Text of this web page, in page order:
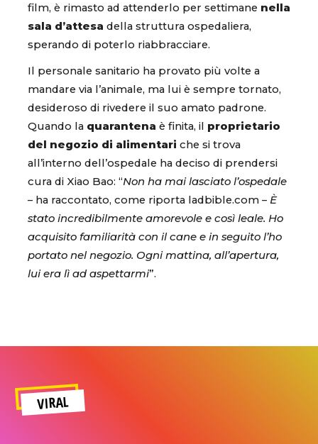
film, è rimasto ad attenderlo per settimane nella
sala d’attesa della struttura ospedaliera,
sperando di poterlo riabbracciare.
Il personale sanitario ha provato più volte a
mandare via l’animale, ma lui è sempre tornato,
desideroso di rivedere il suo amato padrone.
Quando la quarantena è finita, il proprietario
del negozio di alimentari che si trova
all’interno dell’ospedale ha deciso di prendersi
cura di Xiao Bao: “Non ha mai lasciato l’ospedale
– ha raccontato, come riporta ladbible.com – È
stato incredibilmente amorevole e così leale. Ho
acquisito familiarità con il cane e in seguito l’ho
portato nel negozio. Ogni mattina, all’apertura,
lui era lì ad aspettarmi”.
VIRAL